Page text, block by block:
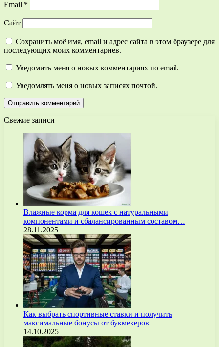
Email *
Сайт
Сохранить моё имя, email и адрес сайта в этом браузере для
последующих моих комментариев.
Уведомить меня о новых комментариях по email.
Уведомлять меня о новых записях почтой.
Свежие записи
Влажные корма для кошек с натуральными
компонентами и сбалансированным составом…
28.11.2025
Как выбрать спортивные ставки и получить
максимальные бонусы от букмекеров
14.10.2025